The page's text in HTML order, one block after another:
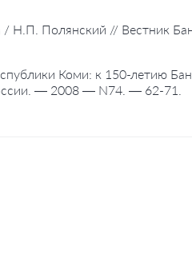
/ Н.П. Полянский // Вестник
Коми: к 150-летию
— 2008 — N74. — 62-71.